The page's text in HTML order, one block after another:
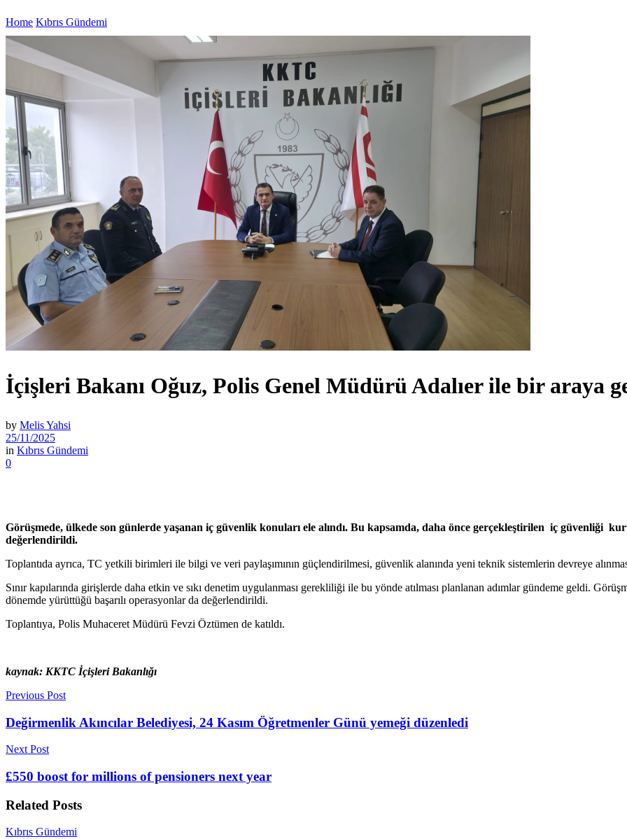
Home Kıbrıs Gündemi
İçişleri Bakanı Oğuz, Polis Genel Müdürü Adalıer ile bir araya
by Melis Yahsi
25/11/2025
in Kıbrıs Gündemi
0
Görüşmede, ülkede son günlerde yaşanan iç güvenlik konuları ele alındı. Bu kapsamda, daha önce gerçekleştirilen iç güvenliği
değerlendirildi.
Toplantıda ayrıca, TC yetkili birimleri ile bilgi ve veri paylaşımının güçlendirilmesi, güvenlik alanında yeni teknik sistemlerin devreye
Sınır kapılarında girişlerde daha etkin ve sıkı denetim uygulanması gerekliliği ile bu yönde atılması planlanan adımlar gündeme geldi.
dönemde yürüttüğü başarılı operasyonlar da değerlendirildi.
Toplantıya, Polis Muhaceret Müdürü Fevzi Öztümen de katıldı.
kaynak: KKTC İçişleri Bakanlığı
Previous Post
Değirmenlik Akıncılar Belediyesi, 24 Kasım Öğretmenler Günü yemeği düzenledi
Next Post
£550 boost for millions of pensioners next year
Related Posts
Kıbrıs Gündemi